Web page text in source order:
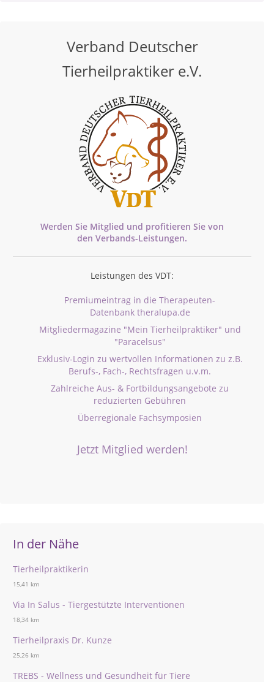
Verband Deutscher
Tierheilpraktiker e.V.
Werden Sie Mitglied und profitieren Sie von
den Verbands-Leistungen.
Leistungen des VDT:
Premiumeintrag in die Therapeuten-
Datenbank theralupa.de
Mitgliedermagazine "Mein Tierheilpraktiker" und
"Paracelsus"
Exklusiv-Login zu wertvollen Informationen zu z.B.
Berufs-, Fach-, Rechtsfragen u.v.m.
Zahlreiche Aus- & Fortbildungsangebote zu
reduzierten Gebühren
Überregionale Fachsymposien
Jetzt Mitglied werden!
In der Nähe
Tierheilpraktikerin
15,41 km
Via In Salus - Tiergestützte Interventionen
18,34 km
Tierheilpraxis Dr. Kunze
25,26 km
TREBS - Wellness und Gesundheit für Tiere